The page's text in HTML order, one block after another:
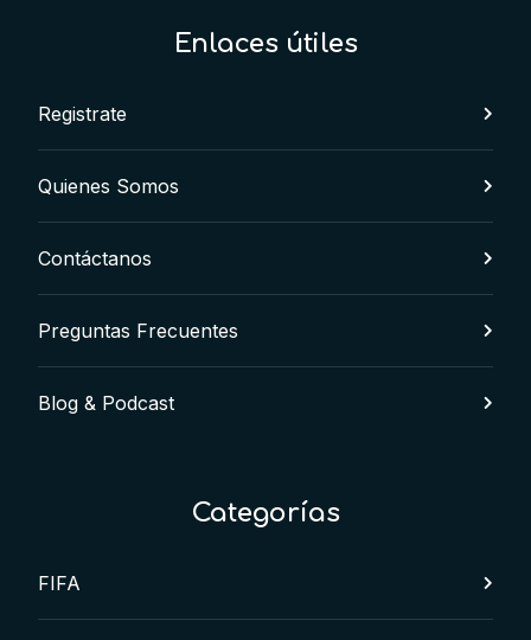
Enlaces útiles
Registrate
Quienes Somos
Contáctanos
Preguntas Frecuentes
Blog & Podcast
Categorías
FIFA